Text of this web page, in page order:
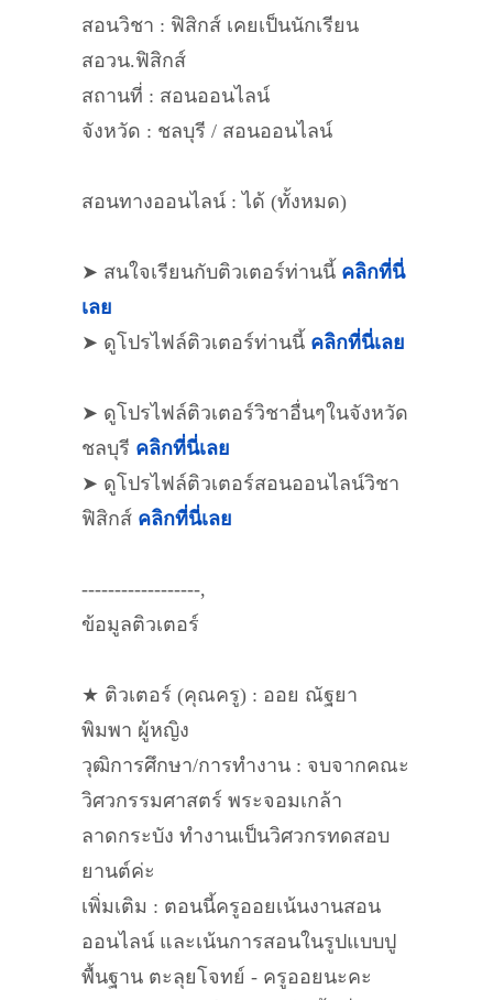
สอนวิชา : ฟิสิกส์ เคยเป็นนักเรียน
สอวน.ฟิสิกส์
สถานที่ : สอนออนไลน์
จังหวัด : ชลบุรี / สอนออนไลน์
สอนทางออนไลน์ : ได้ (ทั้งหมด)
➤ สนใจเรียนกับติวเตอร์ท่านนี้ คลิกที่นี่
เลย
➤ ดูโปรไฟล์ติวเตอร์ท่านนี้ คลิกที่นี่เลย
➤ ดูโปรไฟล์ติวเตอร์วิชาอื่นๆในจังหวัด
ชลบุรี คลิกที่นี่เลย
➤ ดูโปรไฟล์ติวเตอร์สอนออนไลน์วิชา
ฟิสิกส์ คลิกที่นี่เลย
------------------,
ข้อมูลติวเตอร์
★ ติวเตอร์ (คุณครู) : ออย ณัฐยา
พิมพา ผู้หญิง
วุฒิการศึกษา/การทำงาน : จบจากคณะ
วิศวกรรมศาสตร์ พระจอมเกล้า
ลาดกระบัง ทำงานเป็นวิศวกรทดสอบ
ยานต์ค่ะ
เพิ่มเติม : ตอนนี้ครูออยเน้นงานสอน
ออนไลน์ และเน้นการสอนในรูปแบบปู
พื้นฐาน ตะลุยโจทย์ - ครูออยนะคะ